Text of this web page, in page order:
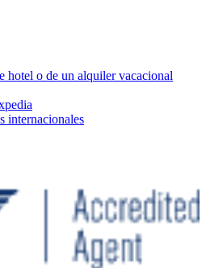
hotel o de un alquiler vacacional
internacionales